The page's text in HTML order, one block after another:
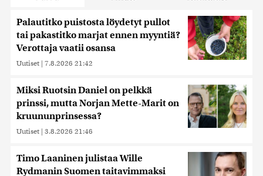
Palautitko puistosta löydetyt pullot
tai pakastitko marjat ennen myyntiä?
Verottaja vaatii osansa
Uutiset | 7.8.2026 21:42
Miksi Ruotsin Daniel on pelkkä
prinssi, mutta Norjan Mette-Marit on
kruununprinsessa?
Uutiset | 3.8.2026 21:46
Timo Laaninen julistaa Wille
Rydmanin Suomen taitavimmaksi